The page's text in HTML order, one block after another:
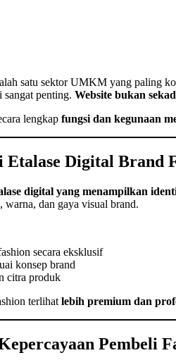
satu sektor UMKM yang paling
sangat penting. Website bukan
lengkap fungsi dan kegunaan
Etalase Digital Brand
digital yang menampilkan
dan gaya visual brand.
secara eksklusif
konsep brand
citra produk
terlihat lebih premium dan
Pembeli